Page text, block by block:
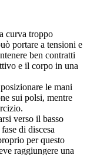
curva troppo
portare a tensioni e
ben contratti
e il corpo in una
le mani
sui polsi, mentre
verso il basso
di discesa
per questo
raggiungere una